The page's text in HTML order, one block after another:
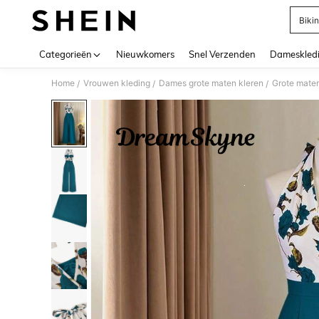
Categorieën Nieuwkomers Snel Verzenden
Home / Vrouwen kleding / Dames grote maten kleren / Grote